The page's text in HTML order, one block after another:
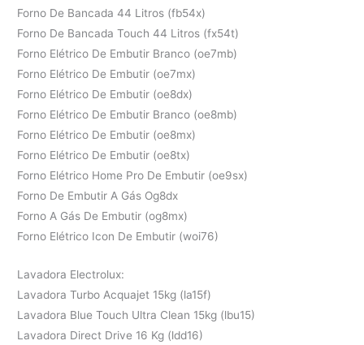
Forno De Bancada 44 Litros (fb54x)
Forno De Bancada Touch 44 Litros (fx54t)
Forno Elétrico De Embutir Branco (oe7mb)
Forno Elétrico De Embutir (oe7mx)
Forno Elétrico De Embutir (oe8dx)
Forno Elétrico De Embutir Branco (oe8mb)
Forno Elétrico De Embutir (oe8mx)
Forno Elétrico De Embutir (oe8tx)
Forno Elétrico Home Pro De Embutir (oe9sx)
Forno De Embutir A Gás Og8dx
Forno A Gás De Embutir (og8mx)
Forno Elétrico Icon De Embutir (woi76)
Lavadora Electrolux:
Lavadora Turbo Acquajet 15kg (la15f)
Lavadora Blue Touch Ultra Clean 15kg (lbu15)
Lavadora Direct Drive 16 Kg (ldd16)